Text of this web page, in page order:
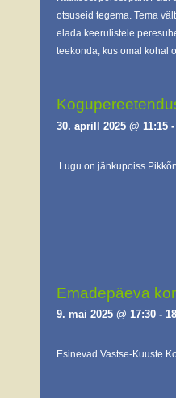
otsuseid tegema. Tema
elada keerulistele
teekonda, kus omal kohal
30. aprill 2025 @ 11:15
Lugu on jänkupoiss
Emadepäeva
9. mai 2025 @ 17:30 -
Esinevad Vastse-Kuuste